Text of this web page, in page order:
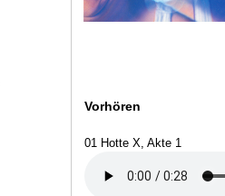
Vorhören
01 Hotte X, Akte 1